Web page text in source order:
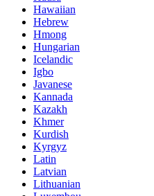
Hawaiian
Hebrew
Hmong
Hungarian
Icelandic
Igbo
Javanese
Kannada
Kazakh
Khmer
Kurdish
Kyrgyz
Latin
Latvian
Lithuanian